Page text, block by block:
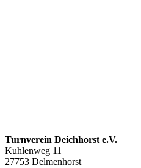
Turnverein Deichhorst e.V.
Kuhlenweg 11
27753 Delmenhorst